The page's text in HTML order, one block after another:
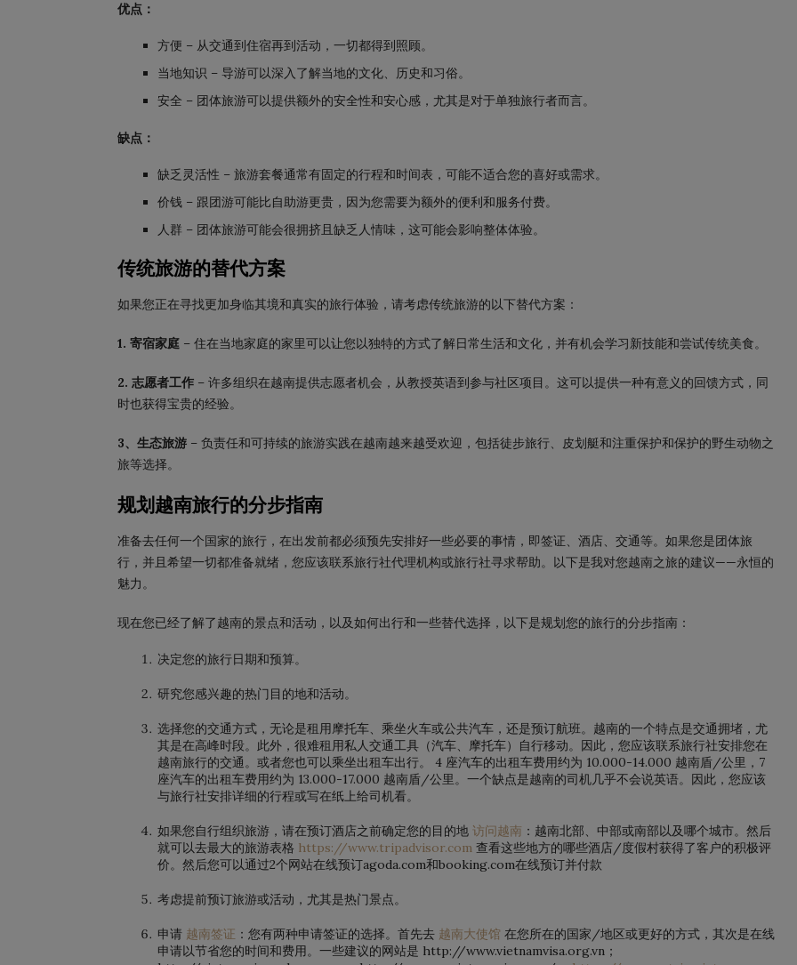
优点：
方便 – 从交通到住宿再到活动，一切都得到照顾。
当地知识 – 导游可以深入了解当地的文化、历史和习俗。
安全 – 团体旅游可以提供额外的安全性和安心感，尤其是对于单独旅行者而言。
缺点：
缺乏灵活性 – 旅游套餐通常有固定的行程和时间表，可能不适合您的喜好或需求。
价钱 – 跟团游可能比自助游更贵，因为您需要为额外的便利和服务付费。
人群 – 团体旅游可能会很拥挤且缺乏人情味，这可能会影响整体体验。
传统旅游的替代方案
如果您正在寻找更加身临其境和真实的旅行体验，请考虑传统旅游的以下替代方案：
1. 寄宿家庭 – 住在当地家庭的家里可以让您以独特的方式了解日常生活和文化，并有机会学习新技能和尝试传统美食。
2. 志愿者工作 – 许多组织在越南提供志愿者机会，从教授英语到参与社区项目。这可以提供一种有意义的回馈方式，同
时也获得宝贵的经验。
3、生态旅游 – 负责任和可持续的旅游实践在越南越来越受欢迎，包括徒步旅行、皮划艇和注重保护和保护的野生动物之
旅等选择。
规划越南旅行的分步指南
准备去任何一个国家的旅行，在出发前都必须预先安排好一些必要的事情，即签证、酒店、交通等。如果您是团体旅
行，并且希望一切都准备就绪，您应该联系旅行社代理机构或旅行社寻求帮助。以下是我对您越南之旅的建议——永恒的
魅力。
现在您已经了解了越南的景点和活动，以及如何出行和一些替代选择，以下是规划您的旅行的分步指南：
决定您的旅行日期和预算。
研究您感兴趣的热门目的地和活动。
选择您的交通方式，无论是租用摩托车、乘坐火车或公共汽车，还是预订航班。越南的一个特点是交通拥堵，尤
其是在高峰时段。此外，很难租用私人交通工具（汽车、摩托车）自行移动。因此，您应该联系旅行社安排您在
越南旅行的交通。或者您也可以乘坐出租车出行。 4 座汽车的出租车费用约为 10.000-14.000 越南盾/公里，7
座汽车的出租车费用约为 13.000-17.000 越南盾/公里。一个缺点是越南的司机几乎不会说英语。因此，您应该
与旅行社安排详细的行程或写在纸上给司机看。
如果您自行组织旅游，请在预订酒店之前确定您的目的地 访问越南 ：越南北部、中部或南部以及哪个城市。然后
就可以去最大的旅游表格 https://www.tripadvisor.com 查看这些地方的哪些酒店/度假村获得了客户的积极评
价。然后您可以通过2个网站在线预订agoda.com和booking.com在线预订并付款
考虑提前预订旅游或活动，尤其是热门景点。
申请 越南签证 ：您有两种申请签证的选择。首先去 越南大使馆 在您所在的国家/地区或更好的方式，其次是在线
申请以节省您的时间和费用。一些建议的网站是 http://www.vietnamvisa.org.vn；